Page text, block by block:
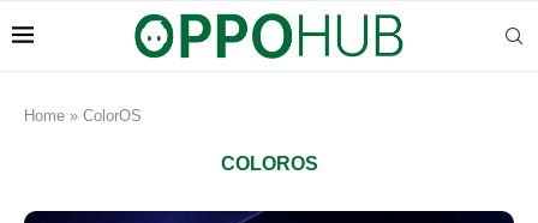
Home » ColorOS
COLOROS